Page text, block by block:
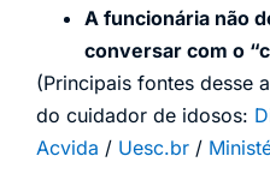
A funcionária não
conversar com o
(Principais fontes desse
do cuidador de idosos:
Acvida / Uesc.br /